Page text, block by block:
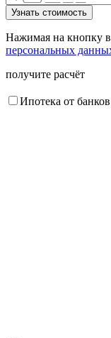
Нажимая на кнопку
персональных
получите расчёт
Ипотека от банков